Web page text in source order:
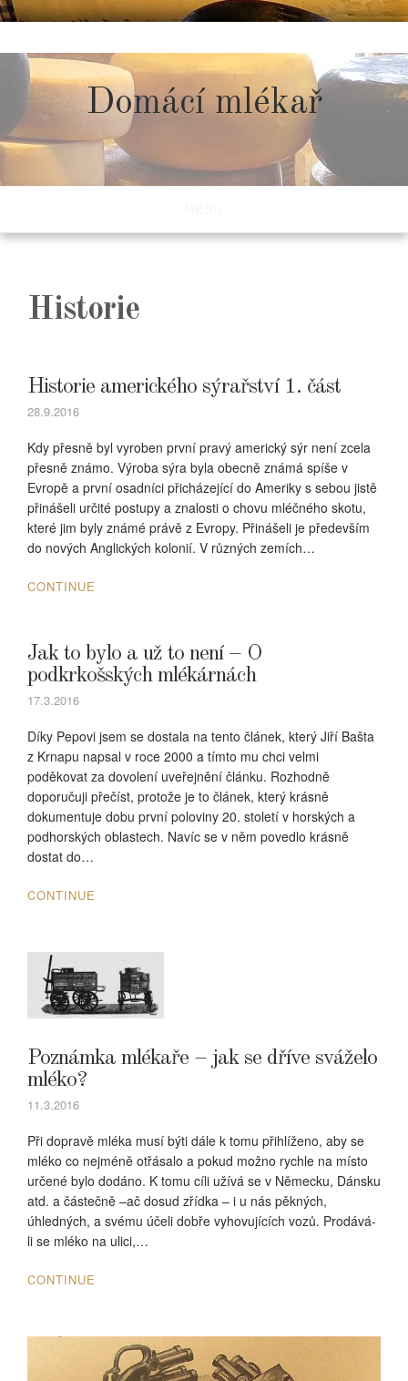
to
content
Domácí mlékař
Historie
Historie amerického sýrařství 1. část
28.9.2016
Kdy přesně byl vyroben první pravý americký sýr není zcela
přesně známo. Výroba sýra byla obecně známá spíše v
Evropě a první osadníci přicházející do Ameriky s sebou jistě
přinášeli určité postupy a znalosti o chovu mléčného skotu,
které jim byly známé právě z Evropy. Přinášeli je především
do nových Anglických kolonií. V různých zemích…
CONTINUE
Jak to bylo a už to není – O
podkrkošských mlékárnách
17.3.2016
Díky Pepovi jsem se dostala na tento článek, který Jiří Bašta
z Krnapu napsal v roce 2000 a tímto mu chci velmi
poděkovat za dovolení uveřejnění článku. Rozhodně
doporučuji přečíst, protože je to článek, který krásně
dokumentuje dobu první poloviny 20. století v horských a
podhorských oblastech. Navíc se v něm povedlo krásně
dostat do…
CONTINUE
Poznámka mlékaře – jak se dříve sváželo
mléko?
11.3.2016
Při dopravě mléka musí býti dále k tomu přihlíženo, aby se
mléko co nejméně otřásalo a pokud možno rychle na místo
určené bylo dodáno. K tomu cíli užívá se v Německu, Dánsku
atd. a částečně –ač dosud zřídka – i u nás pěkných,
úhledných, a svému účeli dobře vyhovujících vozů. Prodává-
li se mléko na ulici,…
CONTINUE